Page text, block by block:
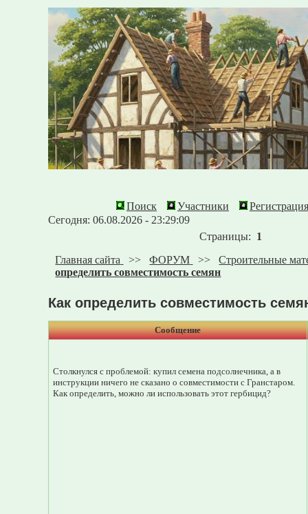
Поиск Участники
Регистрация
Сегодня: 06.08.2026 - 23:29:09
Страницы: 1
Главная сайта
>>ФОРУМ >>Строительные
определить совместимость семян
Как определить совместимость
Сообщение
Столкнулся с проблемой: купил семена подсолнечника, а в
инструкции ничего не сказано о совместимости с Гранстаром.
Как определить, можно ли использовать этот гербицид?